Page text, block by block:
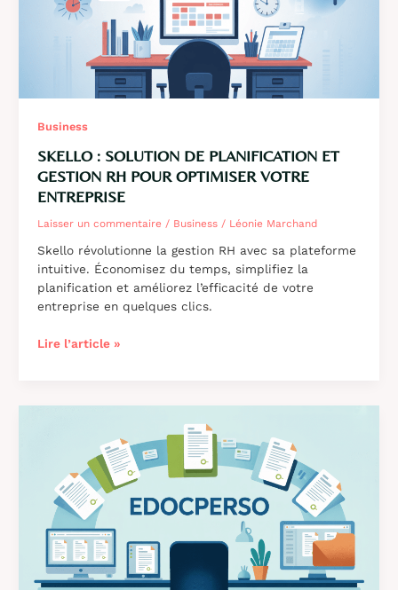
marketing
Business
SKELLO : SOLUTION DE PLANIFICATION ET
GESTION RH POUR OPTIMISER VOTRE
ENTREPRISE
Laisser un commentaire / Business/ Léonie Marchand
Skello révolutionne la gestion RH avec sa plateforme
intuitive. Économisez du temps, simplifiez la
planification et améliorez l’efficacité de votre
entreprise en quelques clics.
Skello
pour
optimiser
votre
entreprise
Lire l’article »